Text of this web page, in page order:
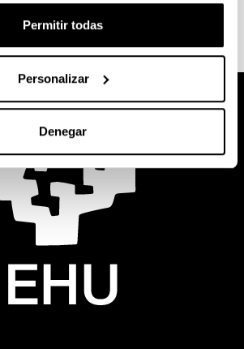
Permitir todas
Personalizar
Denegar